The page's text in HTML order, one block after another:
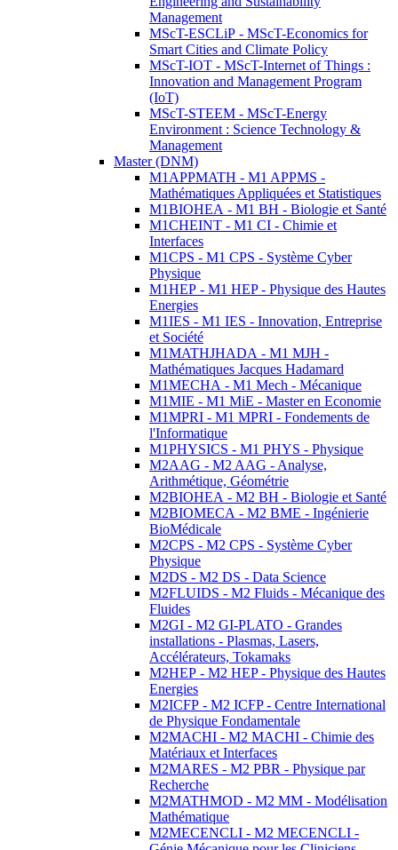
Management
MScT-ESCLiP - MScT-Economics for
Smart Cities and Climate Policy
MScT-IOT - MScT-Internet of Things :
Innovation and Management Program
(IoT)
MScT-STEEM - MScT-Energy
Environment : Science Technology &
Management
Master (DNM)
M1APPMATH - M1 APPMS -
Mathématiques Appliquées et Statistiques
M1BIOHEA - M1 BH - Biologie et Santé
M1CHEINT - M1 CI - Chimie et
Interfaces
M1CPS - M1 CPS - Système Cyber
Physique
M1HEP - M1 HEP - Physique des Hautes
Energies
M1IES - M1 IES - Innovation, Entreprise
et Société
M1MATHJHADA - M1 MJH -
Mathématiques Jacques Hadamard
M1MECHA - M1 Mech - Mécanique
M1MIE - M1 MiE - Master en Economie
M1MPRI - M1 MPRI - Fondements de
l'Informatique
M1PHYSICS - M1 PHYS - Physique
M2AAG - M2 AAG - Analyse,
Arithmétique, Géométrie
M2BIOHEA - M2 BH - Biologie et Santé
M2BIOMECA - M2 BME - Ingénierie
BioMédicale
M2CPS - M2 CPS - Système Cyber
Physique
M2DS - M2 DS - Data Science
M2FLUIDS - M2 Fluids - Mécanique des
Fluides
M2GI - M2 GI-PLATO - Grandes
installations - Plasmas, Lasers,
Accélérateurs, Tokamaks
M2HEP - M2 HEP - Physique des Hautes
Energies
M2ICFP - M2 ICFP - Centre International
de Physique Fondamentale
M2MACHI - M2 MACHI - Chimie des
Matériaux et Interfaces
M2MARES - M2 PBR - Physique par
Recherche
M2MATHMOD - M2 MM - Modélisation
Mathématique
M2MECENCLI - M2 MECENCLI -